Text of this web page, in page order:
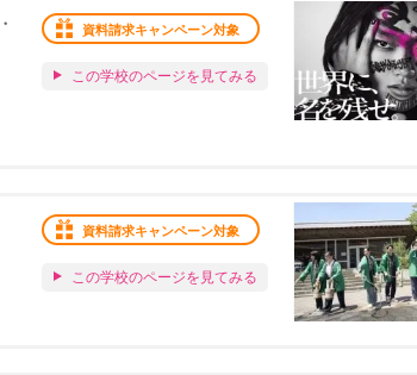
資料請求キャンペーン対象
この学校のページを見てみる
資料請求キャンペーン対象
この学校のページを見てみる